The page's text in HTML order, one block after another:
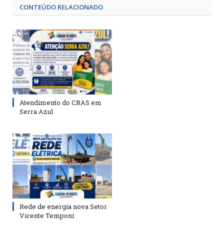
CONTEÚDO RELACIONADO
Atendimento do CRAS em
Serra Azul
Rede de energia nova Setor
Vicente Temponi